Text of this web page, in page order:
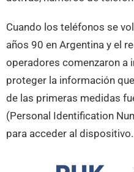
Cuando los teléfonos se
años 90 en Argentina y el
operadores comenzaron a
proteger la información
de las primeras medidas
(Personal Identification
para acceder al dispositivo.